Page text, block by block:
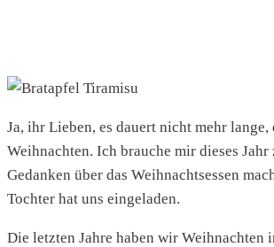
Ja, ihr Lieben, es dauert nicht mehr lange,
Weihnachten. Ich brauche mir dieses
Gedanken über das Weihnachtsessen
Tochter hat uns eingeladen.
Die letzten Jahre haben wir Weihnachten